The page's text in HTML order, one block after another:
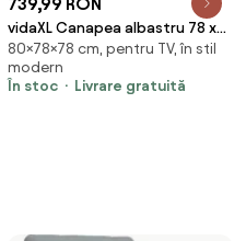
739,99 RON
vidaXL Canapea albastru 78 x
78 x 80 cm țesătură
80×78×78 cm, pentru TV, în stil
modern
În stoc
Livrare gratuită